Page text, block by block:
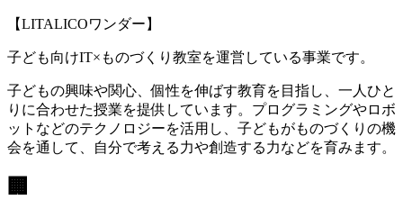
【LITALICOワンダー】
子ども向けIT×ものづくり教室を運営している事業です。
子どもの興味や関心、個性を伸ばす教育を目指し、一人ひと
りに合わせた授業を提供しています。プログラミングやロボ
ットなどのテクノロジーを活用し、子どもがものづくりの機
会を通して、自分で考える力や創造する力などを育みます。
🏢